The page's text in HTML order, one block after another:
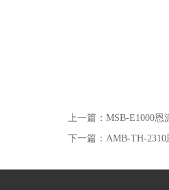
上一篇： MSB-E1000恩
下一篇： AMB-TH-